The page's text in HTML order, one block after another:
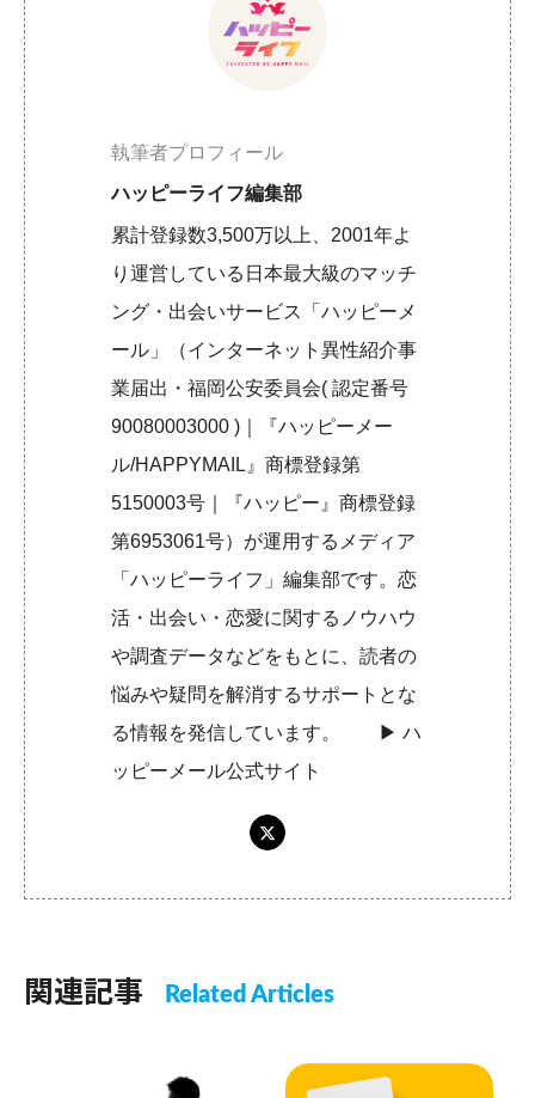
執筆者プロフィール
ハッピーライフ編集部
累計登録数3,500万以上、2001年よ
り運営している日本最大級のマッチ
ング・出会いサービス「ハッピーメ
ール」（インターネット異性紹介事
業届出・福岡公安委員会( 認定番号
90080003000 )｜『ハッピーメー
ル/HAPPYMAIL』商標登録第
5150003号｜『ハッピー』商標登録
第6953061号）が運用するメディア
「ハッピーライフ」編集部です。恋
活・出会い・恋愛に関するノウハウ
や調査データなどをもとに、読者の
悩みや疑問を解消するサポートとな
る情報を発信しています。 ▶︎ハ
ッピーメール公式サイト
関連記事 Related Articles